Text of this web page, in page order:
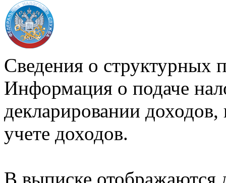
Сведения о структурных
Информация о подаче
декларировании доходов,
учете доходов.